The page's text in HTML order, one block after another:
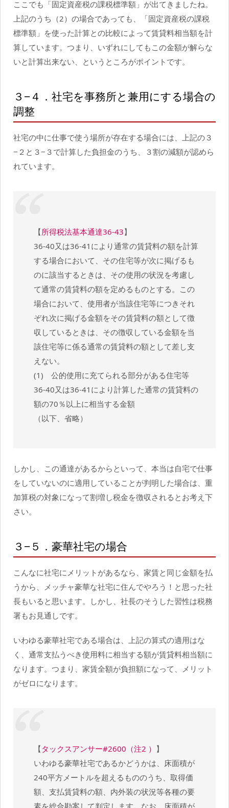
ここでも「固定資産税の課税標準額」が出てきましたね。
上記のうち（2）の場合であっても、「固定資産税の課税
標準額」を使った計算との比較によって賃貸料相当額を計
算しています。つまり、いずれにしてもこの金額が解らな
いと計算出来ない、というところがポイントです。
３−４．社宅を事務所と兼用にする場合の
調整
社宅の中に仕事で使う場所が存在する場合には、上記の３
−２と３−３で計算した負担金のうち、３割の減額が認めら
れています。
【所得税法基本通達36-43】
36-40又は36-41により通常の賃貸料の額を計算
する場合において、その住宅等が次に掲げるも
のに該当するときは、その使用の状況を考慮し
て通常の賃貸料の額を定めるものとする。この
場合において、使用者が当該住宅等につきそれ
ぞれ次に掲げる金額をその賃貸料の額として徴
収しているときは、その徴収している金額を当
該住宅等に係る通常の賃貸料の額として差し支
えない。
(1) 公的使用に充てられる部分がある住宅等
36-40又は36-41により計算した通常の賃貸料の
額の70％以上に相当する金額
（以下、省略）
しかし、この通達があるからといって、本当は自宅で仕事
をしていないのに適用していることが判明した場合は、重
加算税の対象になって割増し税金を徴収されるとお考え下
さい。
３−５．豪華社宅の場合
こんなに社宅にメリットがあるなら、家賃と同じ金額を払
うから、メッチャ豪華な社宅に住んでやろう！と思った社
長もいると思います。しかし、社長のそうした習性は税務
署もお見通しです。
いわゆる豪華社宅である場合は、上記の算式の適用はな
く、通常支払うべき使用料に相当する額が賃貸料相当額に
なります。つまり、家賃全額が負担額になって、メリット
がゼロになります。
【 タックスアンサー#2600（注2 ） 】
いわゆる豪華社宅であるかどうかは、床面積が
240平方メートルを超えるもののうち、取得価
額、支払賃貸料の額、内外装の状況等各種の要